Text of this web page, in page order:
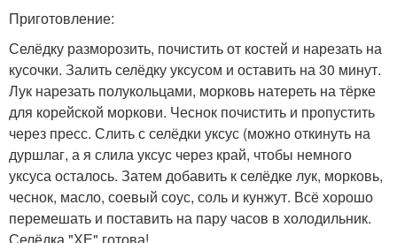
Приготовление:
Селёдку разморозить, почистить от костей и нарезать на
кусочки. Залить селёдку уксусом и оставить на 30 минут.
Лук нарезать полукольцами, морковь натереть на тёрке
для корейской моркови. Чеснок почистить и пропустить
через пресс. Слить с селёдки уксус (можно откинуть на
дуршлаг, а я слила уксус через край, чтобы немного
уксуса осталось. Затем добавить к селёдке лук, морковь,
чеснок, масло, соевый соус, соль и кунжут. Всё хорошо
перемешать и поставить на пару часов в холодильник.